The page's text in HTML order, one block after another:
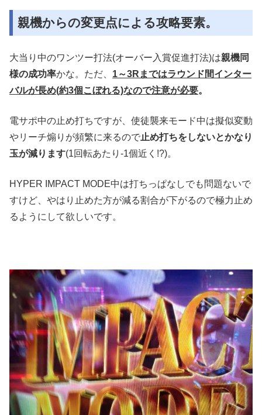
親機からの変更点による攻略要素。
大当り中のワンツー打法(オーバー入賞促進打法)は親機同
様の成功率かな。ただ、 1～3Rまではラウンド間インター
バルが長め(約3個こぼれる)なので注意が必要。
電サポ中の止め打ちですが、使徒襲来モード中は擬似変動
やリーチ煽りが頻繁に来るので止め打ちをしないとかなり
玉が減ります(1回転あたり-1個近く!?)。
HYPER IMPACT MODE中は打ちっぱなしでも問題ないで
すけど、やはり止めた方が減る割合が下がるので極力止め
るようにして欲しいです。